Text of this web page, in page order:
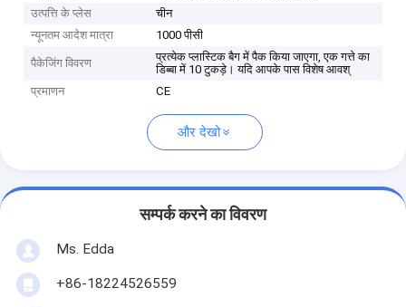
उत्पत्ति के प्लेस
चीन
न्यूनतम आदेश मात्रा
1000 पीसी
पैकेजिंग विवरण
प्रत्येक प्लास्टिक बैग में पैक किया जाएगा, एक गत्ते का
डिब्बा में 10 टुकड़े। यदि आपके पास विशेष आवश्
प्रमाणन
CE
और देखो
सम्पर्क करने का विवरण
Ms. Edda
+86-18224526559